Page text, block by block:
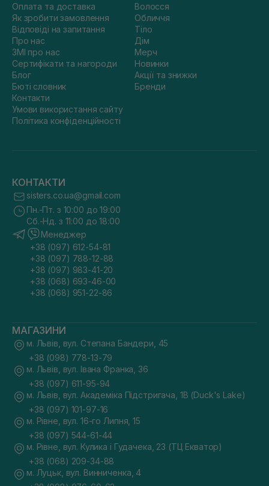
Оплата та доставка
Як зробити замовлення
Відповіді на запитання
Про нас
ЗМІ про нас
Сертифікати та нагороди
Блог
Бюті словник
Контакти
Умови використання сайту
Політика конфіденційності
Волосся
Обличчя
Тіло
Дім
Мерч
Новинки
Акції та знижки
Бренди
КОНТАКТИ
sisters.co.ua@gmail.com
Пн.-Пт. з 10:00 до 19:00
Сб.-Нд. з 11:00 до 18:00
Менеджер
+38 (097) 612-54-81
+38 (097) 788-12-88
+38 (097) 983-41-20
+38 (068) 693-46-00
+38 (068) 951-22-86
МАГАЗИНИ
м. Львів, вул. Степана Бандери, 45
+38 (098) 778-13-79
м. Львів, вул. Івана Франка, 36
+38 (097) 611-95-94
м. Львів, вул. Академіка Підстригача, 1В (Duck's Lake)
+38 (097) 101-97-16
м. Рівне, вул. 16-го Липня, 15
+38 (097) 544-61-44
м. Рівне, вул. Кулика і Гудачека, 23 (ТЦ Екватор)
+38 (068) 209-34-88
м. Луцьк, вул. Винниченка, 4